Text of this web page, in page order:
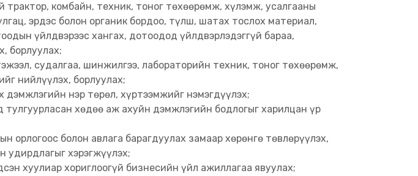
комбайн, техник, тоног төхөөрөмж, хүлэмж, усалгааны
эрдэс болон органик бордоо, түлш, шатах тослох материал,
үйлдвэрээс хангах, дотоодод үйлдвэрлэдэггүй бараа,
борлуулах;
судалгаа, шинжилгээ, лабораторийн техник, тоног төхөөрөмж,
нийлүүлэх, борлуулах;
нэр төрөл, хүртээмжийг нэмэгдүүлэх;
хөдөө аж ахуйн дэмжлэгийн бодлогыг харилцан үр
болон авлага барагдуулах замаар хөрөнгө төвлөрүүлэх,
удирдлагыг хэрэгжүүлэх;
хуулиар хориглоогүй бизнесийн үйл ажиллагаа явуулах;